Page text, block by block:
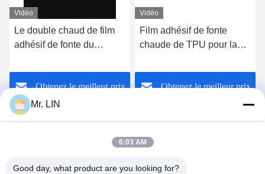
Vidéo
Le double chaud de film
adhésif de fonte du
sport a dégrossi 0.18mm
0.2mmObtenez le meilleur prix
Vidéo
Film adhésif de fonte
chaude de TPU pour la
de textile 0.1mm 0.12mm
Obtenez le meilleur prix
Mr. LIN
6:03 AM
Good day, what product are you looking for?